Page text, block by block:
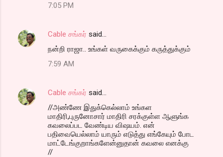
7:05 PM
Cable சங்கர் said…
நன்றி ராஜா.. உங்கள் வருகைக்கும் கருத்துக்கும்
7:59 AM
Cable சங்கர் said…
//அண்ணே இதுக்கெல்லாம் உங்கள
மாதிரி,புருனோசார் மாதிரி சரக்குள்ள ஆளுங்க
கவலைப்பட வேண்டிய விஷயம். என்
பதிவையெல்லாம் யாரும் எடுத்து எங்கேயும் போட
மாட்டேங்குறாங்களேன்னுதான் கவலை எனக்கு
//